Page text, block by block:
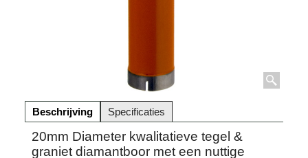
Beschrijving Specificaties
20mm Diameter kwalitatieve tegel &
graniet diamantboor met een nuttige